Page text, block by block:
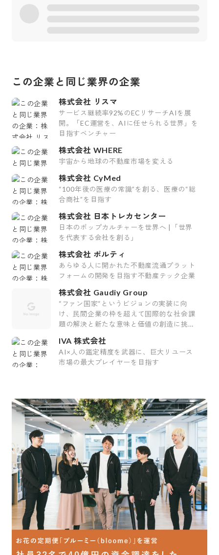
この企業と同じ業界の企業
株式会社 リスマ
サービス継続率92%のECリサーチAIを展
開。「EC運営を、AIに任せられる世界」を
目指すベンチャー
株式会社 WHERE
宇宙から地球の不動産市場を変える
株式会社 CyMed
“100年後の医療の常識”を創る、医療の“総
合商社”を目指す
株式会社 日本トレカセンター
日本のポップカルチャーを世界へ |「世界
を代表する会社を創る」
株式会社 ポルティ
あらゆる人に開かれた不動産流通プラット
フォームの開発を目指す不動産テック企業
株式会社 Gaudiy Group
“ファン国家“というビジョンの実装に向
け、民間企業の枠を超えて国際的な社会課
題の解決と新たな意味と価値の創造に挑む
IVA 株式会社
AI×人の鑑定精度を武器に、巨大リユース
市場の最大プレイヤーを目指す